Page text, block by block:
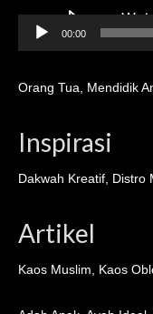
00:00
Orang Tua Mendidik
Inspirasi
Dakwah Kreatif Distro
Artikel
Kaos Muslim Kaos